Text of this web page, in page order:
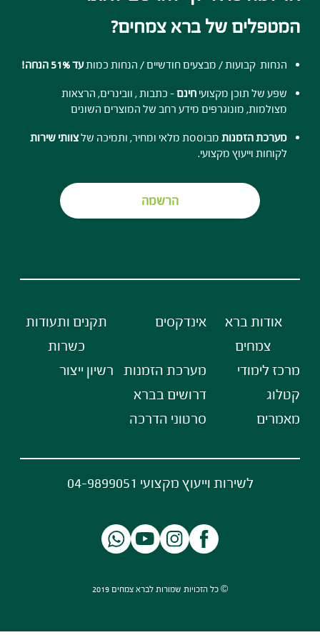
המטפלים של ברא צמחים?
הנחות קבועות / מבצעים חודשיים / הנחות כמותעד 51% הנחה!
שפע של תוכן מקצועיחינם- כתבות , וובינרים, הרצאות
מצולמות, מונוגרפים מידע רחב של המוצרים השונים
מערכת הזמנות מבוססת מלאי ומחיר, ותמיכה שלצוותי שירות
לקוחות וייעוץ מקצועי.
הרשמה
אודות ברא
צמחים
מרכז לימודי
קטלוג
מאמרים
אינדקסים
מערכת הזמנות
דרושים בברא
סרטוני הדרכה
תקנים ותעודות
כשרות
רשיון ייצור
לשירות וייעוץ מקצועי 04-9899051
© כל הזכויות שמורות לברא צמחים 2019